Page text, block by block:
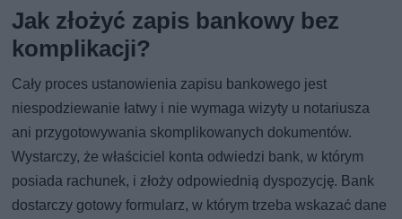
Jak złożyć zapis bankowy bez
komplikacji?
Cały proces ustanowienia zapisu bankowego jest
niespodziewanie łatwy i nie wymaga wizyty u notariusza
ani przygotowywania skomplikowanych dokumentów.
Wystarczy, że właściciel konta odwiedzi bank, w którym
posiada rachunek, i złoży odpowiednią dyspozycję. Bank
dostarczy gotowy formularz, w którym trzeba wskazać dane